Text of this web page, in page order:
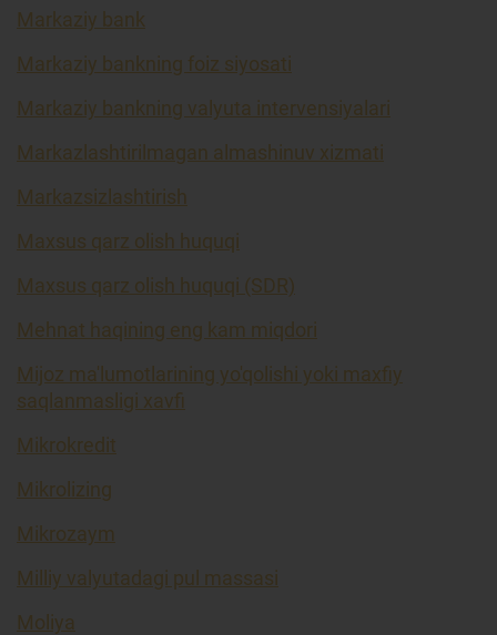
Markaziy bank
Markaziy bankning foiz siyosati
Markaziy bankning valyuta intervensiyalari
Markazlashtirilmagan almashinuv xizmati
Markazsizlashtirish
Maxsus qarz olish huquqi
Maxsus qarz olish huquqi (SDR)
Mehnat haqining eng kam miqdori
Mijoz ma'lumotlarining yo'qolishi yoki maxfiy
saqlanmasligi xavfi
Mikrokredit
Mikrolizing
Mikrozaym
Milliy valyutadagi pul massasi
Moliya